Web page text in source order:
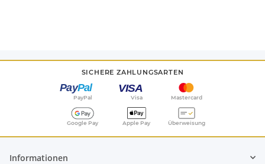
SICHERE ZAHLUNGSARTEN
PayPal Visa Mastercard
Google Pay Apple Pay Überweisung
Informationen